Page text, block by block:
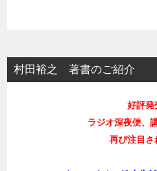
村田裕之 著書のご紹介
好評発
ラジオ深夜便、
再び注目さ